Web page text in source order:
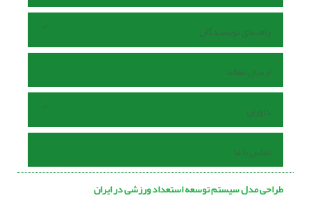
راهنمای نویسندگان
ارسال مقاله
داوران
تماس با ما
طراحی مدل سیستم توسعه استعداد‌ ورزشی در ایران